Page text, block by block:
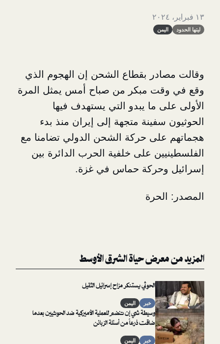
بقطاع الشحن إن الهجوم الذي
مبكر من صباح أمس يمثل المرة
ما يبدو التي يستهدف فيها
متجهة إلى إيران منذ بدء
حركة الشحن الدولي تضامنا مع
على خلفية الحرب الدائرة بين
وحركة حماس في غزة.
حياة الشرق الأوسط
الحوثي يستنكر مزاح إسرائيل الثقيل
خبر اليمن
وسيطة شي إن تنضم للعملية الأميركية ضد الحوثيين بعدما
ضاقت ذرعاً من أسئلة الزبائن
خبر اليمن